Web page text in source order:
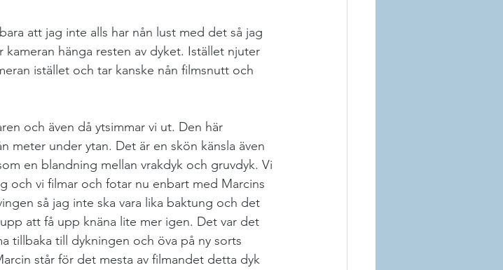
att jag inte alls har nån lust med det så jag
hänga resten av dyket. Istället njuter
istället och tar kanske nån filmsnutt och
och även då ytsimmar vi ut. Den här
meter under ytan. Det är en skön känsla även
en blandning mellan vrakdyk och gruvdyk. Vi
och vi filmar och fotar nu enbart med Marcins
så jag inte ska vara lika baktung och det
att få upp knäna lite mer igen. Det var det
tillbaka till dykningen och öva på ny sorts
står för det mesta av filmandet detta dyk